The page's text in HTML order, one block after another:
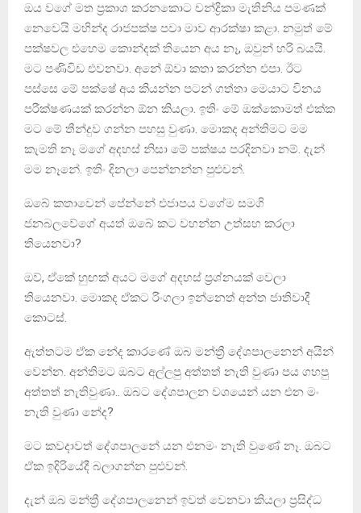
ඔය වගේ මත ප්‍රකාශ කරනකොට චන්ද්‍රිකා මැතිනිය පමණක්
නෙවෙයි මහින්ද රාජපක්ෂ පවා මාව ආරක්ෂා කළා. නමුත් මේ
පක්ෂවල එහෙම කොන්දක් තියෙන අය නෑ, ඔවුන් හරි බයයි.
මට පණිවිඩ එවනවා. අනේ ඕවා කතා කරන්න එපා. ඊට
පස්සෙ මේ පක්ෂේ අය කියන්න පටන් ගත්තා මෙයාට විනය
පරීක්ෂණයක් කරන්න ඕන කියලා. ඉතිං මේ ඔක්කොමත් එක්ක
මට මේ තීන්දුව ගන්න පහසු වුණා. මොකද අන්තිමට මම
කැමති නෑ මගේ අදහස් නිසා මේ පක්ෂය පරදිනවා නම්. දැන්
මම නෑනේ. ඉතිං දිනලා පෙන්නන්න පුළුවන්.
ඔබේ කතාවෙන් පේන්නේ එජාපය වගේම සමගි
ජනබලවේගේ අයත් ඔබේ කට වහන්න උත්සහ කරලා
තියෙනවා?
ඔව්, ඒකේ හුඟක් අයට මගේ අදහස් ප්‍රශ්නයක් වෙලා
තියෙනවා. මොකද ඒකට රිංගලා ඉන්නෙත් අන්ත ජාතිවාදී
කොටස්.
ඇත්තටම ඒක නේද කාරණේ ඔබ මන්ත්‍රී දේශපාලනෙන් අයින්
වෙන්න. අන්තිමට ඔබට අල්ලපු අත්තත් නැති වුණා පය ගහපු
අත්තත් නැතිවුණා.. ඔබට දේශපාලන වශයෙන් යන එන මං
නැති වුණා නේද?
මට කවදාවත් දේශපාලනේ යන එනමං නැති වුණේ නෑ. ඔබට
ඒක ඉදිරියේදී බලාගන්න පුළුවන්.
දැන් ඔබ මන්ත්‍රී දේශපාලනෙන් ඉවත් වෙනවා කියලා ප්‍රසිද්ධ